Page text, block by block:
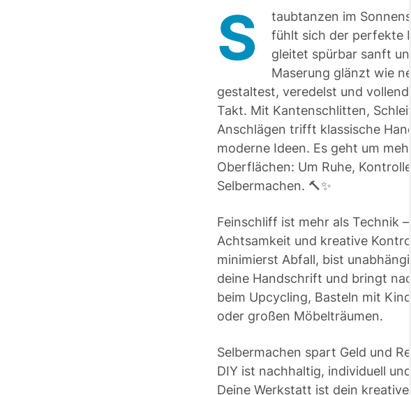
S
taubtanzen im
fühlt sich der perfekte
gleitet spürbar sanft
Maserung glänzt wie
gestaltest, veredelst und
Takt. Mit Kantenschlitten,
Anschlägen trifft klassische
moderne Ideen. Es geht um
Oberflächen: Um Ruhe,
Selbermachen. 🔨✨
Feinschliff ist mehr als Technik
Achtsamkeit und kreative
minimierst Abfall, bist
deine Handschrift und bringt
beim Upcycling, Basteln mit
oder großen Möbelträumen.
Selbermachen spart Geld und
DIY ist nachhaltig, individuell
Deine Werkstatt ist dein